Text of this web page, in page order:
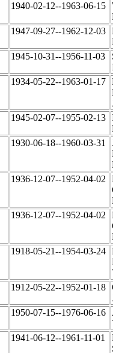
1940-02-12--1963-06-15
1947-09-27--1962-12-03
1945-10-31--1956-11-03
1934-05-22--1963-01-17
1945-02-07--1955-02-13
1930-06-18--1960-03-31
1936-12-07--1952-04-02
1936-12-07--1952-04-02
1918-05-21--1954-03-24
1912-05-22--1952-01-18
1950-07-15--1976-06-16
1941-06-12--1961-11-01